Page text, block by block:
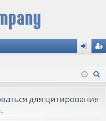
д ис
ац
для цитирования